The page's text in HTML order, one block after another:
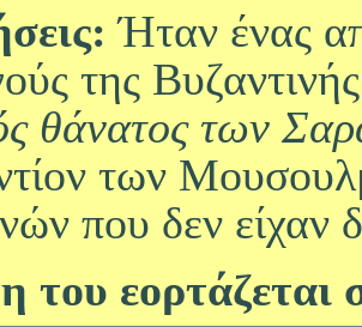
Ήταν ένας
της
θάνατος των
των
που δεν είχαν
του εορτάζεται